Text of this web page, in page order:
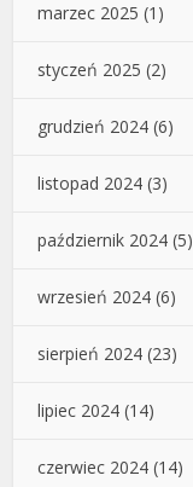
marzec 2025 (1)
styczeń 2025 (2)
grudzień 2024 (6)
listopad 2024 (3)
październik 2024 (5)
wrzesień 2024 (6)
sierpień 2024 (23)
lipiec 2024 (14)
czerwiec 2024 (14)